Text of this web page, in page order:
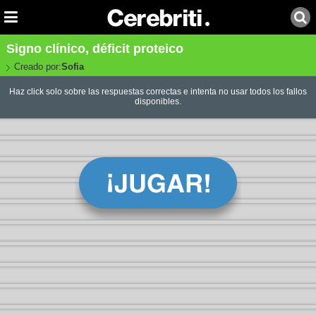
Signo clínico, déficit proteico
Creado por:Sofia
Haz click solo sobre las respuestas correctas e intenta no usar todos los fallos
disponibles.